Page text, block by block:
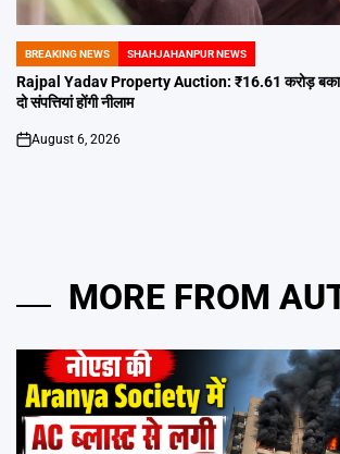
POSTED
IN
BREAKING NEWS SHAHJAHANPUR NEWS
Rajpal Yadav Property Auction: ₹16.61 करोड़
दो संपत्तियां होंगी नीलाम
on
August 6, 2026
MORE FROM